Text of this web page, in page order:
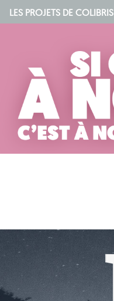
LES PROJETS DE COLIBRIS
indépendance